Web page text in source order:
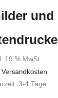
und
19 % MwSt.
Versandkosten
3-4 Tage